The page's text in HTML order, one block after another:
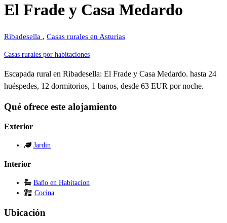
El Frade y Casa Medardo
Ribadesella , Casas rurales en Asturias
Casas rurales por habitaciones
Escapada rural en Ribadesella: El Frade y Casa Medardo. hasta 24
huéspedes, 12 dormitorios, 1 banos, desde 63 EUR por noche.
Qué ofrece este alojamiento
Exterior
Jardin
Interior
Baño en Habitacion
Cocina
Ubicación